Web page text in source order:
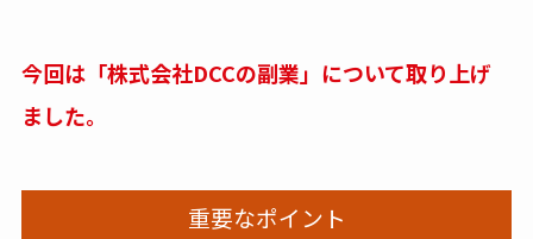
今回は「株式会社DCCの副業」について取り上げ
ました。
重要なポイント